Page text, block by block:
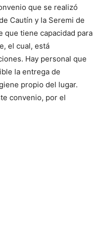
que se realizó
Cautín y la Seremi de
que tiene capacidad para
el cual, está
Hay personal que
la entrega de
propio del lugar.
convenio, por el